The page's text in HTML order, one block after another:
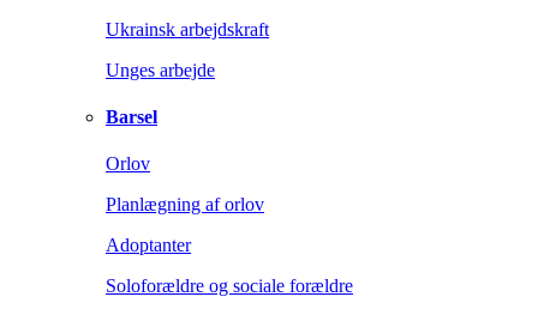
Ukrainsk arbejdskraft
Unges arbejde
Barsel
Orlov
Planlægning af orlov
Adoptanter
Soloforældre og sociale forældre